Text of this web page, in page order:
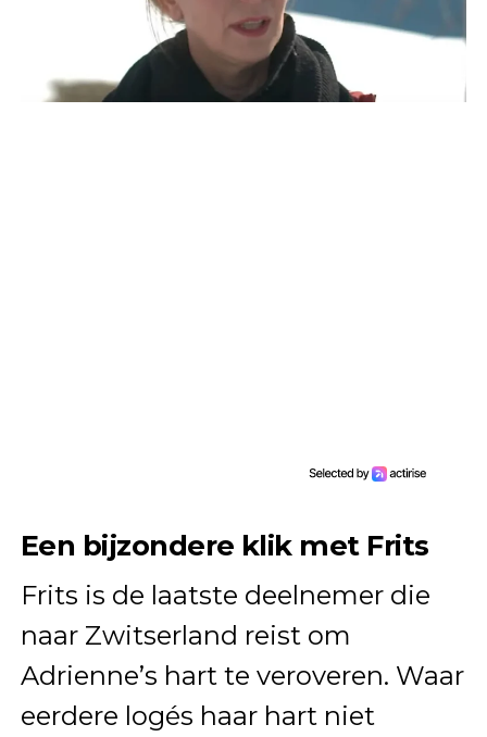
Een bijzondere klik met Frits
Frits is de laatste deelnemer die
naar Zwitserland reist om
Adrienne’s hart te veroveren. Waar
eerdere logés haar hart niet